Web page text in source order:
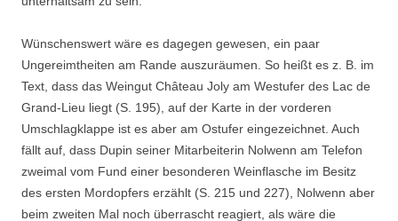
Wünschenswert wäre es dagegen gewesen, ein paar
Ungereimtheiten am Rande auszuräumen. So heißt es z. B. im
Text, dass das Weingut Château Joly am Westufer des Lac de
Grand-Lieu liegt (S. 195), auf der Karte in der vorderen
Umschlagklappe ist es aber am Ostufer eingezeichnet. Auch
fällt auf, dass Dupin seiner Mitarbeiterin Nolwenn am Telefon
zweimal vom Fund einer besonderen Weinflasche im Besitz
des ersten Mordopfers erzählt (S. 215 und 227), Nolwenn aber
beim zweiten Mal noch überrascht reagiert, als wäre die